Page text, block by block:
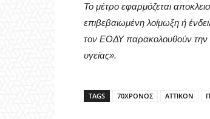
Το μέτρο εφαρμόζεται
επιβεβαιωμένη λοίμωξη ή
τον ΕΟΔΥ παρακολουθούν
υγείας».
TAGS 70ΧΡΟΝΟΣ ΑΤΤΙΚΟΝ